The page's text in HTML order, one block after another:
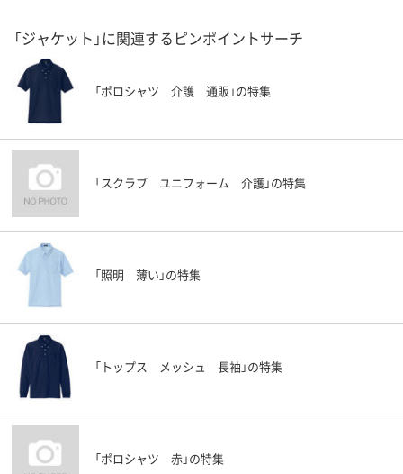
「ジャケット」に関連するピンポイントサーチ
「ポロシャツ 介護 通販」の特集
「スクラブ ユニフォーム 介護」の特集
「照明 薄い」の特集
「トップス メッシュ 長袖」の特集
「ポロシャツ 赤」の特集